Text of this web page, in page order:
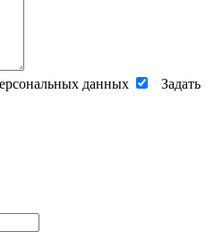
данных
Задать